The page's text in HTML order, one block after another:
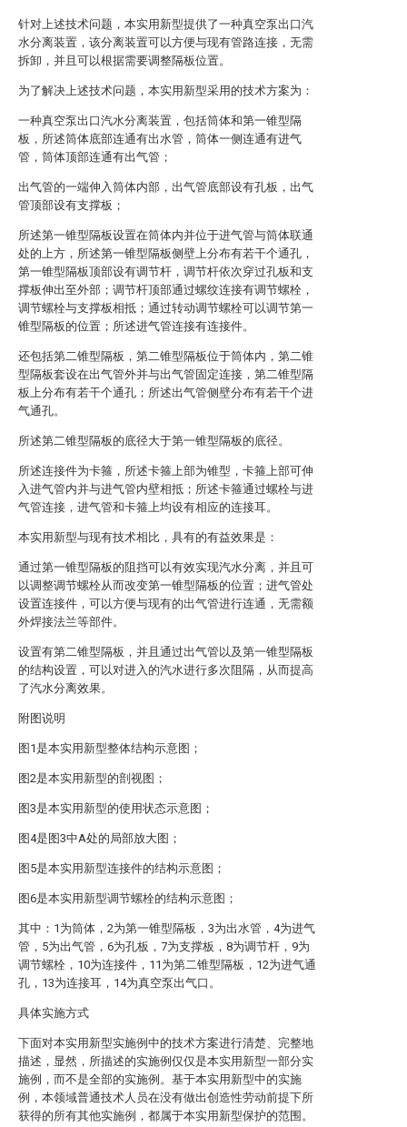
针对上述技术问题，本实用新型提供了一种真空泵出口汽
水分离装置，该分离装置可以方便与现有管路连接，无需
拆卸，并且可以根据需要调整隔板位置。
为了解决上述技术问题，本实用新型采用的技术方案为：
一种真空泵出口汽水分离装置，包括筒体和第一锥型隔
板，所述筒体底部连通有出水管，筒体一侧连通有进气
管，筒体顶部连通有出气管；
出气管的一端伸入筒体内部，出气管底部设有孔板，出气
管顶部设有支撑板；
所述第一锥型隔板设置在筒体内并位于进气管与筒体联通
处的上方，所述第一锥型隔板侧壁上分布有若干个通孔，
第一锥型隔板顶部设有调节杆，调节杆依次穿过孔板和支
撑板伸出至外部；调节杆顶部通过螺纹连接有调节螺栓，
调节螺栓与支撑板相抵；通过转动调节螺栓可以调节第一
锥型隔板的位置；所述进气管连接有连接件。
还包括第二锥型隔板，第二锥型隔板位于筒体内，第二锥
型隔板套设在出气管外并与出气管固定连接，第二锥型隔
板上分布有若干个通孔；所述出气管侧壁分布有若干个进
气通孔。
所述第二锥型隔板的底径大于第一锥型隔板的底径。
所述连接件为卡箍，所述卡箍上部为锥型，卡箍上部可伸
入进气管内并与进气管内壁相抵；所述卡箍通过螺栓与进
气管连接，进气管和卡箍上均设有相应的连接耳。
本实用新型与现有技术相比，具有的有益效果是：
通过第一锥型隔板的阻挡可以有效实现汽水分离，并且可
以调整调节螺栓从而改变第一锥型隔板的位置；进气管处
设置连接件，可以方便与现有的出气管进行连通，无需额
外焊接法兰等部件。
设置有第二锥型隔板，并且通过出气管以及第一锥型隔板
的结构设置，可以对进入的汽水进行多次阻隔，从而提高
了汽水分离效果。
附图说明
图1是本实用新型整体结构示意图；
图2是本实用新型的剖视图；
图3是本实用新型的使用状态示意图；
图4是图3中A处的局部放大图；
图5是本实用新型连接件的结构示意图；
图6是本实用新型调节螺栓的结构示意图；
其中：1为筒体，2为第一锥型隔板，3为出水管，4为进气
管，5为出气管，6为孔板，7为支撑板，8为调节杆，9为
调节螺栓，10为连接件，11为第二锥型隔板，12为进气通
孔，13为连接耳，14为真空泵出气口。
具体实施方式
下面对本实用新型实施例中的技术方案进行清楚、完整地
描述，显然，所描述的实施例仅仅是本实用新型一部分实
施例，而不是全部的实施例。基于本实用新型中的实施
例，本领域普通技术人员在没有做出创造性劳动前提下所
获得的所有其他实施例，都属于本实用新型保护的范围。